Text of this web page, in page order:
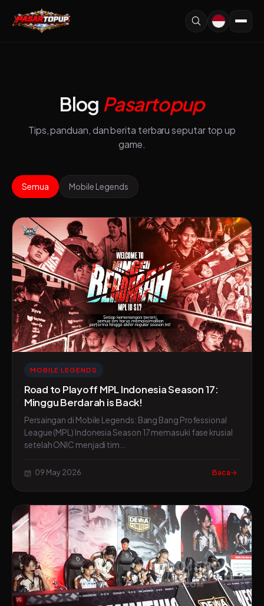
Blog Pasartopup
Tips, panduan, dan berita terbaru seputar top up
game.
Semua Mobile Legends
MOBILE LEGENDS
Road to Playoff MPL Indonesia Season 17:
Minggu Berdarah is Back!
Persaingan di Mobile Legends: Bang Bang Professional
League (MPL) Indonesia Season 17 memasuki fase krusial
setelah ONIC menjadi tim…
09 May 2026 Baca